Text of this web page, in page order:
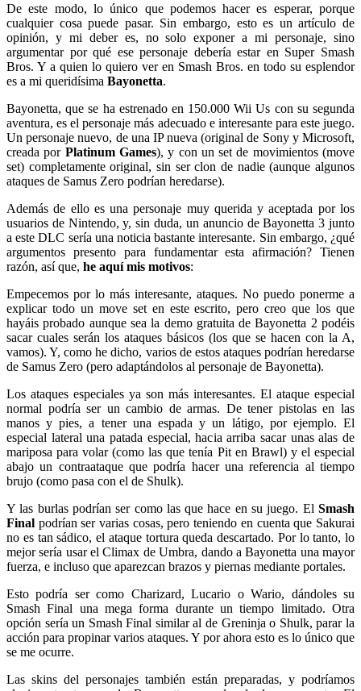
De este modo, lo único que podemos hacer es esperar, porque
cualquier cosa puede pasar. Sin embargo, esto es un artículo de
opinión, y mi deber es, no solo exponer a mi personaje, sino
argumentar por qué ese personaje debería estar en Super Smash
Bros. Y a quien lo quiero ver en Smash Bros. en todo su esplendor
es a mi queridísima Bayonetta.
Bayonetta, que se ha estrenado en 150.000 Wii Us con su segunda
aventura, es el personaje más adecuado e interesante para este juego.
Un personaje nuevo, de una IP nueva (original de Sony y Microsoft,
creada por Platinum Games), y con un set de movimientos (move
set) completamente original, sin ser clon de nadie (aunque algunos
ataques de Samus Zero podrían heredarse).
Además de ello es una personaje muy querida y aceptada por los
usuarios de Nintendo, y, sin duda, un anuncio de Bayonetta 3 junto
a este DLC sería una noticia bastante interesante. Sin embargo, ¿qué
argumentos presento para fundamentar esta afirmación? Tienen
razón, así que, he aquí mis motivos:
Empecemos por lo más interesante, ataques. No puedo ponerme a
explicar todo un move set en este escrito, pero creo que los que
hayáis probado aunque sea la demo gratuita de Bayonetta 2 podéis
sacar cuales serán los ataques básicos (los que se hacen con la A,
vamos). Y, como he dicho, varios de estos ataques podrían heredarse
de Samus Zero (pero adaptándolos al personaje de Bayonetta).
Los ataques especiales ya son más interesantes. El ataque especial
normal podría ser un cambio de armas. De tener pistolas en las
manos y pies, a tener una espada y un látigo, por ejemplo. El
especial lateral una patada especial, hacia arriba sacar unas alas de
mariposa para volar (como las que tenía Pit en Brawl) y el especial
abajo un contraataque que podría hacer una referencia al tiempo
brujo (como pasa con el de Shulk).
Y las burlas podrían ser como las que hace en su juego. El Smash
Final podrían ser varias cosas, pero teniendo en cuenta que Sakurai
no es tan sádico, el ataque tortura queda descartado. Por lo tanto, lo
mejor sería usar el Climax de Umbra, dando a Bayonetta una mayor
fuerza, e incluso que aparezcan brazos y piernas mediante portales.
Esto podría ser como Charizard, Lucario o Wario, dándoles su
Smash Final una mega forma durante un tiempo limitado. Otra
opción sería un Smash Final similar al de Greninja o Shulk, parar la
acción para propinar varios ataques. Y por ahora esto es lo único que
se me ocurre.
Las skins del personajes también están preparadas, y podríamos